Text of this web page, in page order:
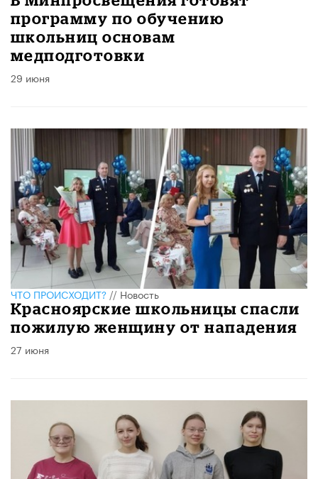
программу по обучению
школьниц основам
медподготовки
29 июня
ЧТО ПРОИСХОДИТ?//Новость
Красноярские школьницы спасли
пожилую женщину от нападения
27 июня